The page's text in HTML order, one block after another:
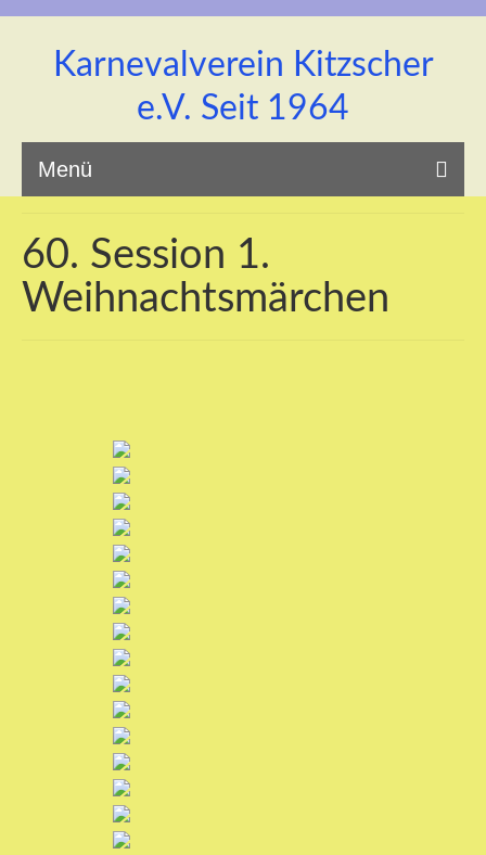
Karnevalverein Kitzscher
e.V. Seit 1964
Menü
Startseite
Unsere Prinzenpaar
Unser Verein
Bildergalerie
60. Session 1.
Weihnachtsmärchen